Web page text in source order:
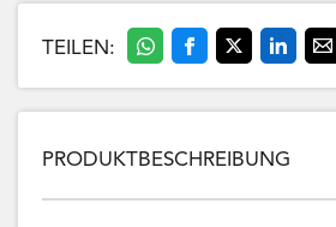
TEILEN:
PRODUKTBESCHREIBUNG